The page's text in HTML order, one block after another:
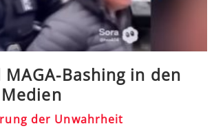
Bashing in den
der Unwahrheit